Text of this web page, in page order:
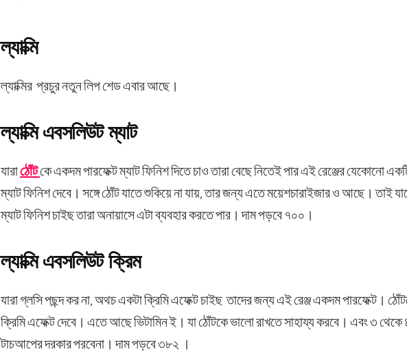
ল্যাক্মি
ল্যাক্মির প্রচুর নতুন লিপ শেড এবার আছে।
ল্যাক্মি এবসলিউট ম্যাট
যারাঠোঁটকে একদম পারফেক্ট ম্যাট ফিনিশ দিতে চাও তারা বেছে নিতেই পার এই রেঞ্জের যেকোনো
ম্যাট ফিনিশ দেবে। সঙ্গে ঠোঁট যাতে শুকিয়ে না যায়, তার জন্য এতে ময়েশচারাইজার ও আছে। তাই
ম্যাট ফিনিশ চাইছ তারা অনায়াসে এটা ব্যবহার করতে পার। দাম পড়বে ৭০০।
ল্যাক্মি এবসলিউট ক্রিম
যারা গ্লসি পছন্দ কর না, অথচ একটা ক্রিমি এফেক্ট চাইছ তাদের জন্য এই রেঞ্জ একদম পারফেক্ট।
ক্রিমি এফেক্ট দেবে। এতে আছে ভিটামিন ই। যা ঠোঁটকে ভালো রাখতে সাহায্য করবে। এবং ৩
টাচআপের দরকার পরবেনা। দাম পড়বে ৩৮২ ।